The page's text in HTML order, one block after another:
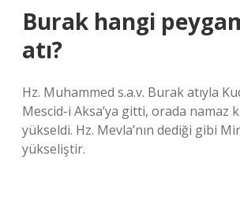
Burak hangi
atı?
Hz. Muhammed s.a.v. Burak atıyla
Mescid-i Aksa’ya gitti, orada namaz
yükseldi. Hz. Mevla’nın dediği gibi
yükseliştir.